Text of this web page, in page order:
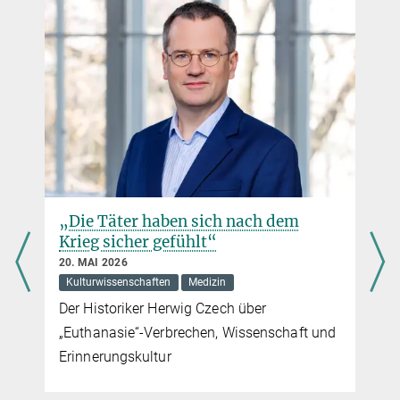
+49 551 5176-401
geisel@...
„Die Täter haben sich nach dem
Krieg sicher gefühlt“
20. MAI 2026
Kulturwissenschaften
Medizin
Der Historiker Herwig Czech über
„Euthanasie“-Verbrechen, Wissenschaft und
Erinnerungskultur